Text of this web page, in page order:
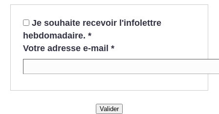
Je souhaite recevoir l'infolettre
hebdomadaire. *
Votre adresse e-mail *
Valider